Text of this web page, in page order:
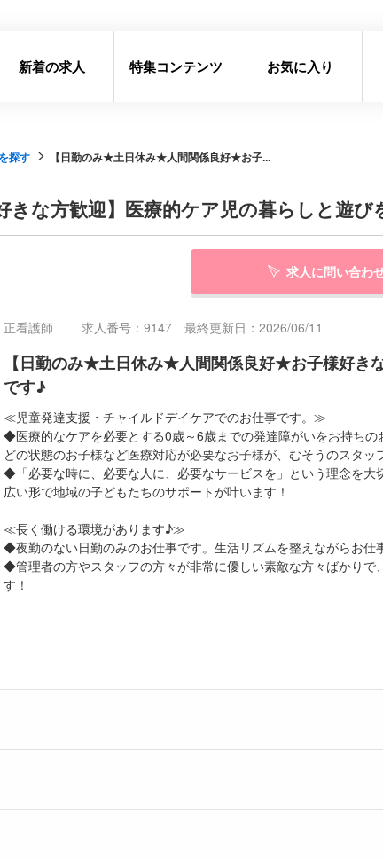
新着の求人 特集コンテンツ お気に入り
探す 【日勤のみ★土日休み★人間関係良好★お子...
な方歓迎】医療的ケア児の暮らしと遊
求人に問い合わ
正看護師 求人番号：9147 最終更新日：2026/06/11
【日勤のみ★土日休み★人間関係良好★お子様好き
です♪
≪児童発達支援・チャイルドデイケアでのお仕事です。≫
◆医療的なケアを必要とする0歳～6歳までの発達障がいをお持ち
どの状態のお子様など医療対応が必要なお子様が、むそうのスタ
◆「必要な時に、必要な人に、必要なサービスを」という理念を
広い形で地域の子どもたちのサポートが叶います！
≪長く働ける環境があります♪≫
◆夜勤のない日勤のみのお仕事です。生活リズムを整えながらお仕
◆管理者の方やスタッフの方々が非常に優しい素敵な方々ばかり
す！